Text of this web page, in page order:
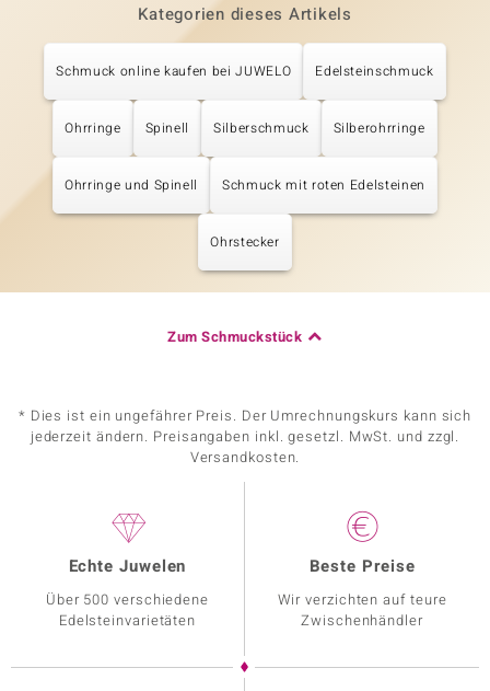
Kategorien dieses Artikels
Schmuck online kaufen bei JUWELO Edelsteinschmuck
Ohrringe Spinell Silberschmuck Silberohrringe
Ohrringe und Spinell Schmuck mit roten Edelsteinen
Ohrstecker
Zum Schmuckstück
* Dies ist ein ungefährer Preis. Der Umrechnungskurs kann sich
jederzeit ändern. Preisangaben inkl. gesetzl. MwSt. und zzgl.
Versandkosten.
Echte Juwelen
Über 500 verschiedene
Edelsteinvarietäten
Beste Preise
Wir verzichten auf teure
Zwischenhändler